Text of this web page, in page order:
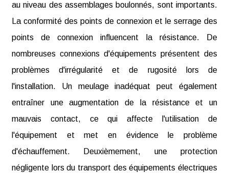
au niveau des assemblages boulonnés, sont importants.
La conformité des points de connexion et le serrage des
points de connexion influencent la résistance. De
nombreuses connexions d'équipements présentent des
problèmes d'irrégularité et de rugosité lors de
l'installation. Un meulage inadéquat peut également
entraîner une augmentation de la résistance et un
mauvais contact, ce qui affecte l'utilisation de
l'équipement et met en évidence le problème
d'échauffement. Deuxièmement, une protection
négligente lors du transport des équipements électriques